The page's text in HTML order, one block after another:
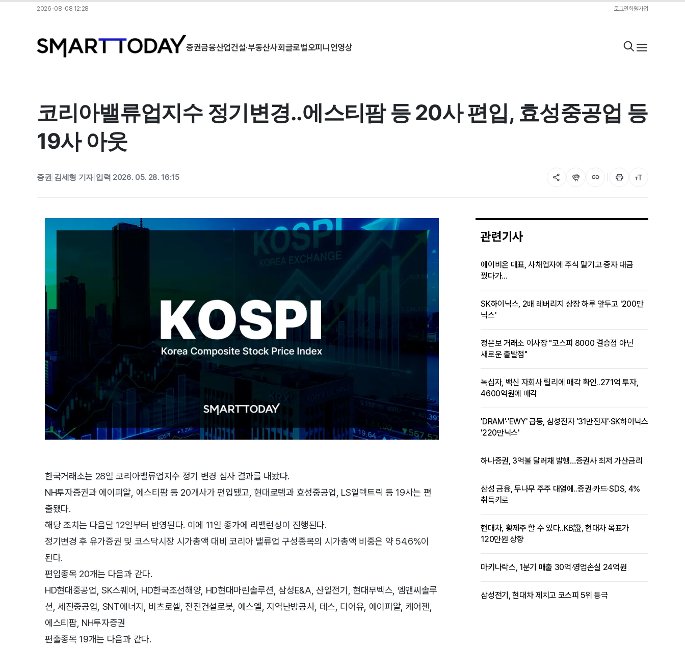
2026-08-08 12:28 로그인회원가입
증권금융산업건설·부동산사회글로벌오피니언영상
코리아밸류업지수 정기변경..에스티팜 등 20사 편입, 효성중공업 등
19사 아웃
증권 김세형 기자| 입력 2026. 05. 28. 16:15 share flutter_dash link print format_size
한국거래소는 28일 코리아밸류업지수 정기 변경 심사 결과를 내놨다.
NH투자증권과 에이피알, 에스티팜 등 20개사가 편입됐고, 현대로템과 효성중공업, LS일렉트릭 등 19사는 편
출됐다.
해당 조치는 다음달 12일부터 반영된다. 이에 11일 종가에 리밸런싱이 진행된다.
정기변경 후 유가증권 및 코스닥시장 시가총액 대비 코리아 밸류업 구성종목의 시가총액 비중은 약 54.6%이
된다.
편입종목 20개는 다음과 같다.
HD현대중공업, SK스퀘어, HD한국조선해양, HD현대마린솔루션, 삼성E&A, 산일전기, 현대무벡스, 엠앤씨솔루
션, 세진중공업, SNT에너지, 비츠로셀, 전진건설로봇, 에스엘, 지역난방공사, 테스, 디어유, 에이피알, 케어젠,
에스티팜, NH투자증권
편출종목 19개는 다음과 같다.
관련기사
에이비온 대표, 사채업자에 주식 맡기고 증자 대금
꿨다가...
SK하이닉스, 2배 레버리지 상장 하루 앞두고 '200만
닉스'
정은보 거래소 이사장 "코스피 8000 결승점 아닌
새로운 출발점"
녹십자, 백신 자회사 릴리에 매각 확인..271억 투자,
4600억원에 매각
'DRAM'·'EWY' 급등, 삼성전자 '31만전자'·SK하이닉스
'220만닉스'
하나증권, 3억불 달러채 발행…증권사 최저 가산금리
삼성 금융, 두나무 주주 대열에..증권·카드·SDS, 4%
취득키로
현대차, 황제주 할 수 있다..KB證, 현대차 목표가
120만원 상향
마키나락스, 1분기 매출 30억·영업손실 24억원
삼성전기, 현대차 제치고 코스피 5위 등극